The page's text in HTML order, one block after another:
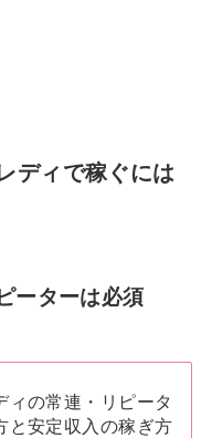
ディで稼ぐには
ーターは必須
ィの常連・リピータ
と安定収入の稼ぎ方